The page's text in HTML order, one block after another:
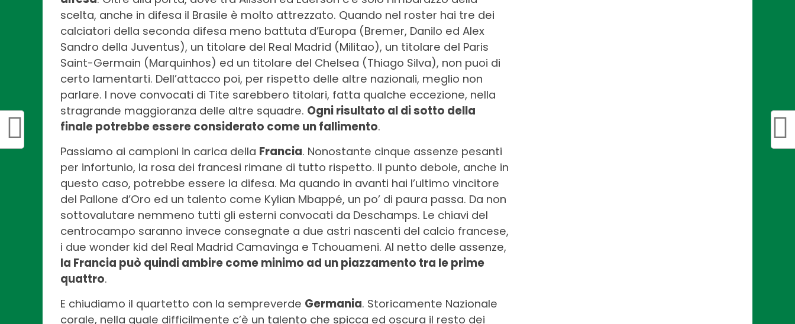
scelta, anche in difesa il Brasile è molto attrezzato. Quando nel roster hai tre dei
calciatori della seconda difesa meno battuta d’Europa (Bremer, Danilo ed Alex
Sandro della Juventus), un titolare del Real Madrid (Militao), un titolare del Paris
Saint-Germain (Marquinhos) ed un titolare del Chelsea (Thiago Silva), non puoi di
certo lamentarti. Dell’attacco poi, per rispetto delle altre nazionali, meglio non
parlare. I nove convocati di Tite sarebbero titolari, fatta qualche eccezione, nella
stragrande maggioranza delle altre squadre. Ogni risultato al di sotto della
finale potrebbe essere considerato come un fallimento.
Passiamo ai campioni in carica della Francia. Nonostante cinque assenze pesanti
per infortunio, la rosa dei francesi rimane di tutto rispetto. Il punto debole, anche in
questo caso, potrebbe essere la difesa. Ma quando in avanti hai l’ultimo vincitore
del Pallone d’Oro ed un talento come Kylian Mbappé, un po’ di paura passa. Da non
sottovalutare nemmeno tutti gli esterni convocati da Deschamps. Le chiavi del
centrocampo saranno invece consegnate a due astri nascenti del calcio francese,
i due wonder kid del Real Madrid Camavinga e Tchouameni. Al netto delle assenze,
la Francia può quindi ambire come minimo ad un piazzamento tra le prime
quattro.
E chiudiamo il quartetto con la sempreverde Germania. Storicamente Nazionale
corale, nella quale difficilmente c’è un talento che spicca ed oscura il resto dei